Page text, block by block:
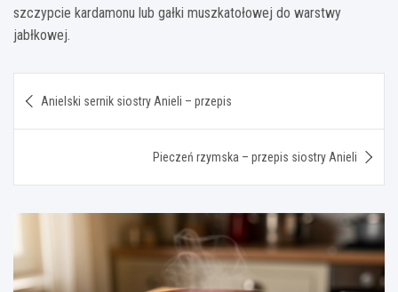
szczypcie kardamonu lub gałki muszkatołowej do warstwy
jabłkowej.
wpisu
Anielski sernik siostry Anieli – przepis
Pieczeń rzymska – przepis siostry Anieli